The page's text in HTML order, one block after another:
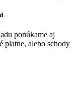
ponúkame aj
platne, alebo schody